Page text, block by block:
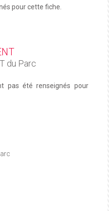
pour cette fiche.
du Parc
pas été renseignés pour